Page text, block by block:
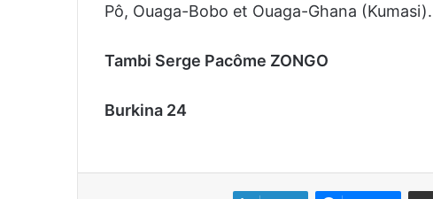
Pô, Ouaga-Bobo et Ouaga-Ghana (Kumasi).
Tambi Serge Pacôme ZONGO
Burkina 24